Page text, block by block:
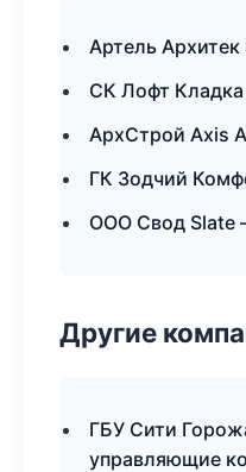
Артель
СК Лофт
АрхСтрой Axis
ГК Зодчий
ООО Свод Slate
Другие
ГБУ Сити
управляющие